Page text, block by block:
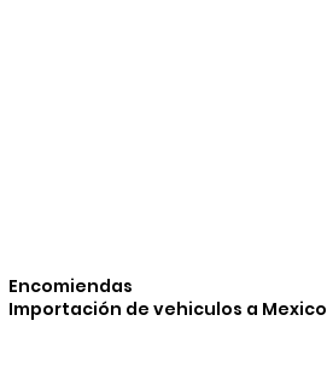
Encomiendas
Importación de vehiculos a Mexico